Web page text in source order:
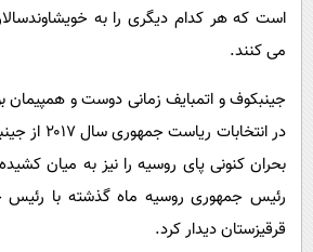
است که هر کدام دیگری را به
می کنند.
جینبکوف و اتمبایف زمانی دوست و همپیمان
در انتخابات
بحران کنونی پای روسیه را نیز به میان
رئیس جمهوری روسیه ماه گذشته با رئیس
قرقیزستان دیدار کرد.